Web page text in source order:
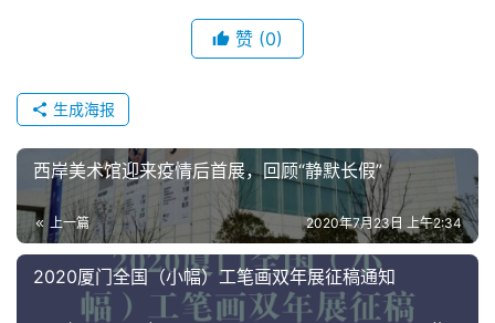
赞 (0)
生成海报
西岸美术馆迎来疫情后首展，回顾“静默长假”
上一篇 2020年7月23日 上午2:34
2020厦门全国（小幅）工笔画双年展征稿通知